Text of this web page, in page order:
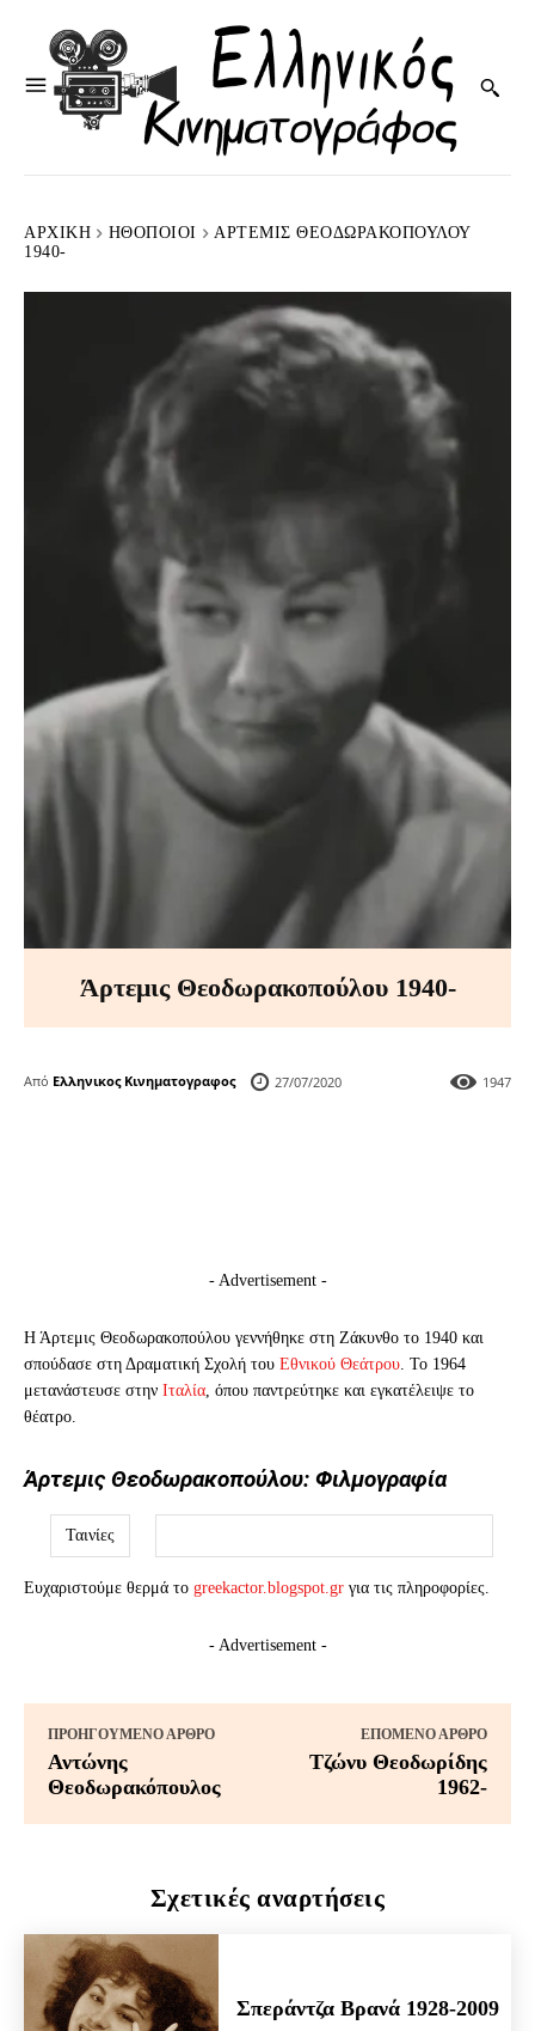
ΑΡΧΙΚΉ HΘΟΠΟΙΟΊ
ΆΡΤΕΜΙΣ ΘΕΟΔΩΡΑΚΟΠΟΎΛΟΥ
1940-
Σχετικές αναρτήσεις
Σπεράντζα Βρανά 1928-2009
Άρτεμις Θεοδωρακοπούλου 1940-
Από Ελληνικος Κινηματογραφος 27/07/2020 1947
- Advertisement -
Η Άρτεμις Θεοδωρακοπούλου γεννήθηκε στη Ζάκυνθο το 1940 και
σπούδασε στη Δραματική Σχολή του Εθνικού Θεάτρου . Το 1964
μετανάστευσε στην Ιταλία , όπου παντρεύτηκε και εγκατέλειψε το
θέατρο.
Άρτεμις Θεοδωρακοπούλου: Φιλμογραφία
Ταινίες
Ευχαριστούμε θερμά το greekactor.blogspot.gr για τις πληροφορίες.
- Advertisement -
ΠΡΟΗΓΟΎΜΕΝΟ ΆΡΘΡΟ
Αντώνης
Θεοδωρακόπουλος
ΕΠΌΜΕΝΟ ΆΡΘΡΟ
Τζώνυ Θεοδωρίδης
1962-